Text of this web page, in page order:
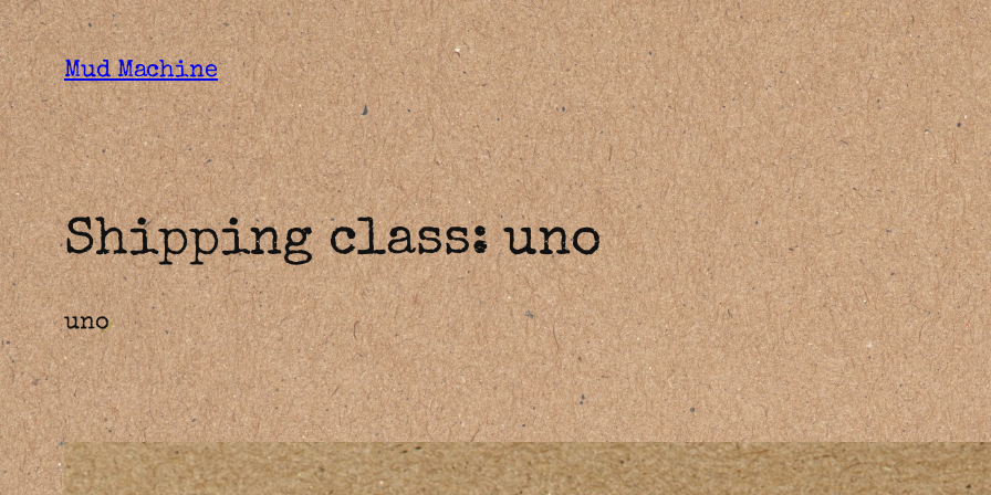
Skip
to
content
Mud Machine
Shipping class:uno
uno